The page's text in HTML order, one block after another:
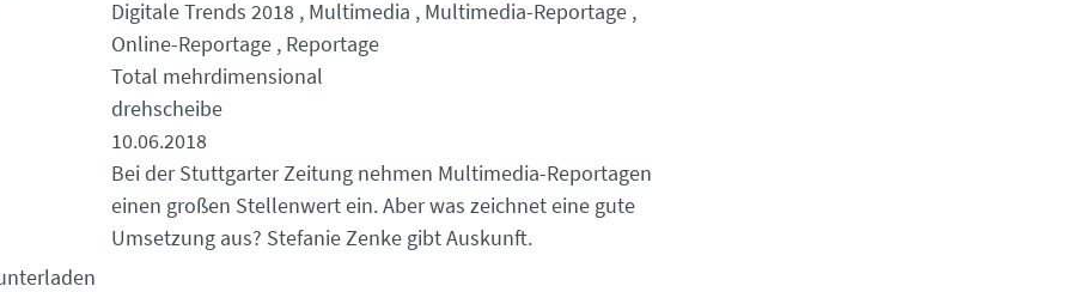
Digitale Trends 2018 Multimedia
Multimedia-Reportage
Online-Reportage Reportage
Total mehrdimensional
drehscheibe
10.06.2018
Bei der Stuttgarter Zeitung nehmen Multimedia-Reportagen
einen großen Stellenwert ein. Aber was zeichnet eine gute
Umsetzung aus? Stefanie Zenke gibt Auskunft.